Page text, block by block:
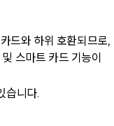
드와 하위 호환되므로,
스마트 카드 기능이
습니다.